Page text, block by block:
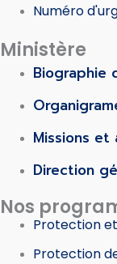
Numéro
Ministère
Biographie
Missions
Direction
Nos
Protection
Protection